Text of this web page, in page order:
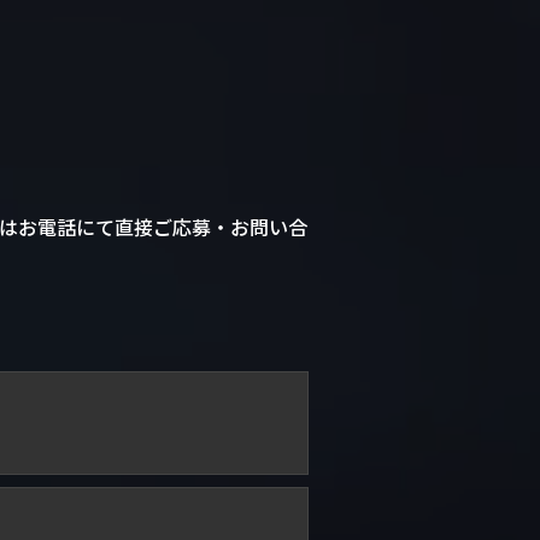
お電話にて直接ご応募・お問い合